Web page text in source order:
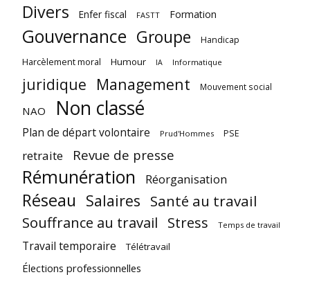
Divers Enfer fiscal FASTT Formation
Gouvernance Groupe Handicap
Harcèlement moral Humour IA Informatique
juridique Management Mouvement social
NAO Non classé
Plan de départ volontaire Prud'Hommes PSE
retraite Revue de presse
Rémunération Réorganisation
Réseau Salaires Santé au travail
Souffrance au travail Stress Temps de travail
Travail temporaire Télétravail
Élections professionnelles